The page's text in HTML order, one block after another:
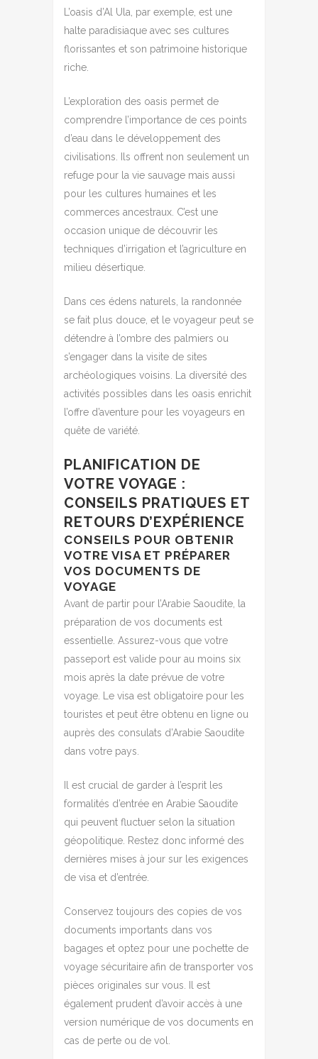
L’oasis d’Al Ula, par exemple, est une
halte paradisiaque avec ses cultures
florissantes et son patrimoine historique
riche.
L’exploration des oasis permet de
comprendre l’importance de ces points
d’eau dans le développement des
civilisations. Ils offrent non seulement un
refuge pour la vie sauvage mais aussi
pour les cultures humaines et les
commerces ancestraux. C’est une
occasion unique de découvrir les
techniques d’irrigation et l’agriculture en
milieu désertique.
Dans ces édens naturels, la randonnée
se fait plus douce, et le voyageur peut se
détendre à l’ombre des palmiers ou
s’engager dans la visite de sites
archéologiques voisins. La diversité des
activités possibles dans les oasis enrichit
l’offre d’aventure pour les voyageurs en
quête de variété.
PLANIFICATION DE
VOTRE VOYAGE :
CONSEILS PRATIQUES ET
RETOURS D’EXPÉRIENCE
CONSEILS POUR OBTENIR
VOTRE VISA ET PRÉPARER
VOS DOCUMENTS DE
VOYAGE
Avant de partir pour l’Arabie Saoudite, la
préparation de vos documents est
essentielle. Assurez-vous que votre
passeport est valide pour au moins six
mois après la date prévue de votre
voyage. Le visa est obligatoire pour les
touristes et peut être obtenu en ligne ou
auprès des consulats d’Arabie Saoudite
dans votre pays.
Il est crucial de garder à l’esprit les
formalités d’entrée en Arabie Saoudite
qui peuvent fluctuer selon la situation
géopolitique. Restez donc informé des
dernières mises à jour sur les exigences
de visa et d’entrée.
Conservez toujours des copies de vos
documents importants dans vos
bagages et optez pour une pochette de
voyage sécuritaire afin de transporter vos
pièces originales sur vous. Il est
également prudent d’avoir accès à une
version numérique de vos documents en
cas de perte ou de vol.